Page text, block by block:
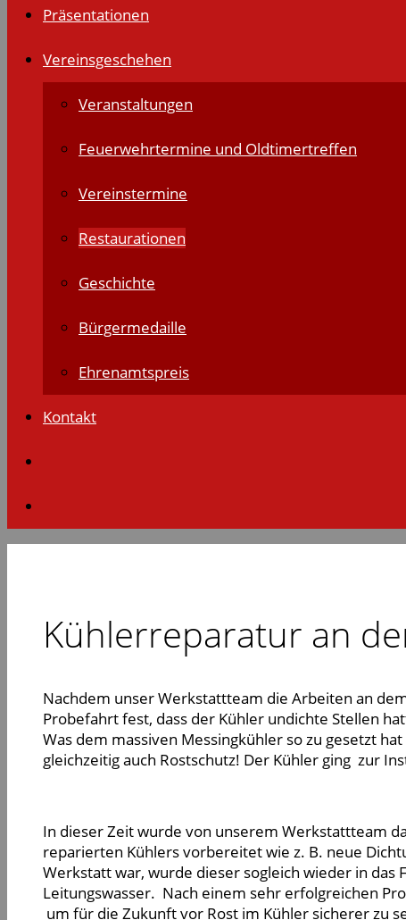
Präsentationen
Vereinsgeschehen
Veranstaltungen
Feuerwehrtermine und Oldtimertreffen
Vereinstermine
Restaurationen
Geschichte
Bürgermedaille
Ehrenamtspreis
Kontakt
Kühlerreparatur an
Nachdem unser Werkstattteam die Arbeiten an
Probefahrt fest, dass der Kühler undichte Stellen
Was dem massiven Messingkühler so zu gesetzt
gleichzeitig auch Rostschutz! Der Kühler ging zur
In dieser Zeit wurde von unserem Werkstattteam
reparierten Kühlers vorbereitet wie z. B. neue
Werkstatt war, wurde dieser sogleich wieder in
Leitungswasser. Nach einem sehr erfolgreichen
um für die Zukunft vor Rost im Kühler sicherer zu